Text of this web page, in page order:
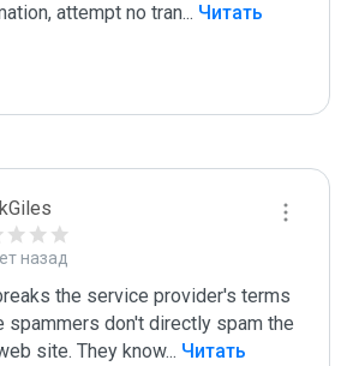
attempt no tran... Читать
назад
the service provider's terms
spammers don't directly spam the
site. They know... Читать